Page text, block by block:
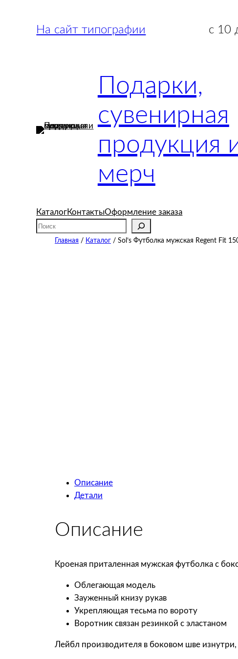
содержимомуНа сайт типографии с 10
Подарки,
сувенирная
продукция
мерч
КаталогКонтактыОформление заказа
Поиск
Главная / Каталог / Sol’s Футболка мужская Regent Fit
Описание
Детали
Описание
Кроеная приталенная мужская футболка с
Облегающая модель
Зауженный книзу рукав
Укрепляющая тесьма по вороту
Воротник связан резинкой с эластаном
Лейбл производителя в боковом шве